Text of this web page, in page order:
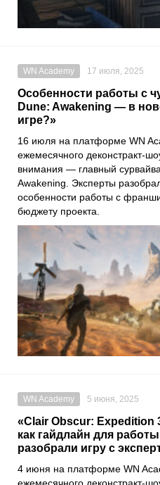
WN Academy 17 июля, 2025
Особенности работы с
Dune: Awakening — в
игре?»
16 июля на платформе WN
ежемесячного деконстракт-
внимания — главный
Awakening. Эксперты
особенности работы с
бюджету проекта.
WN Academy 5 июня, 2025
«Clair Obscur: Expedition
как гайдлайн для
разобрали игру с
4 июня на платформе WN
ежемесячного деконстракт-